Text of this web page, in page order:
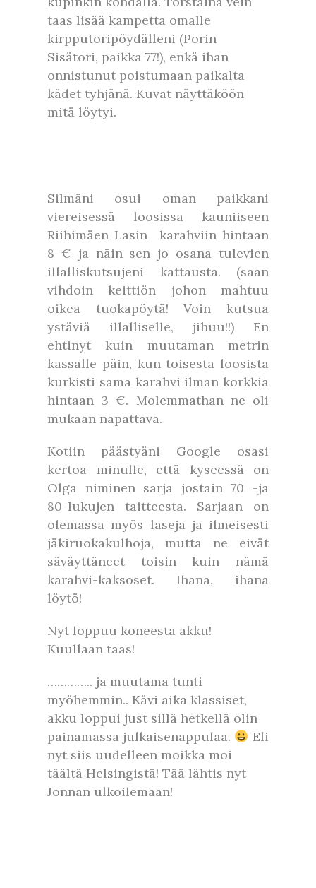
taas lisää kampetta omalle
kirpputoripöydälleni (Porin
Sisätori, paikka 77!), enkä ihan
onnistunut poistumaan paikalta
kädet tyhjänä. Kuvat näyttäköön
mitä löytyi.
Silmäni osui oman paikkani
viereisessä loosissa kauniiseen
Riihimäen Lasin karahviin hintaan
8 € ja näin sen jo osana tulevien
illalliskutsujeni kattausta. (saan
vihdoin keittiön johon mahtuu
oikea tuokapöytä! Voin kutsua
ystäviä illalliselle, jihuu!!) En
ehtinyt kuin muutaman metrin
kassalle päin, kun toisesta loosista
kurkisti sama karahvi ilman korkkia
hintaan 3 €. Molemmathan ne oli
mukaan napattava.
Kotiin päästyäni Google osasi
kertoa minulle, että kyseessä on
Olga niminen sarja jostain 70 -ja
80-lukujen taitteesta. Sarjaan on
olemassa myös laseja ja ilmeisesti
jäkiruokakulhoja, mutta ne eivät
säväyttäneet toisin kuin nämä
karahvi-kaksoset. Ihana, ihana
löytö!
Nyt loppuu koneesta akku!
Kuullaan taas!
………….. ja muutama tunti
myöhemmin.. Kävi aika klassiset,
akku loppui just sillä hetkellä olin
painamassa julkaisenappulaa.
Eli
nyt siis uudelleen moikka moi
täältä Helsingistä! Tää lähtis nyt
Jonnan ulkoilemaan!